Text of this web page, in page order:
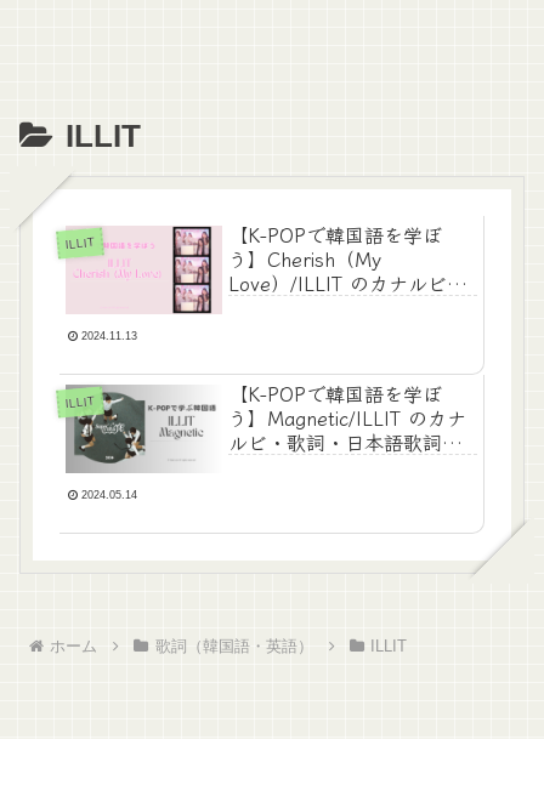
ILLIT
ILLIT
【K-POPで韓国語を学ぼ
う】Cherish（My
Love）/ILLIT のカナルビ・
2024.11.13
ILLIT
【K-POPで韓国語を学ぼ
う】Magnetic/ILLIT のカナ
ルビ・歌詞・日本語歌詞・
2024.05.14
ホーム 歌詞（韓国語・英語） ILLIT